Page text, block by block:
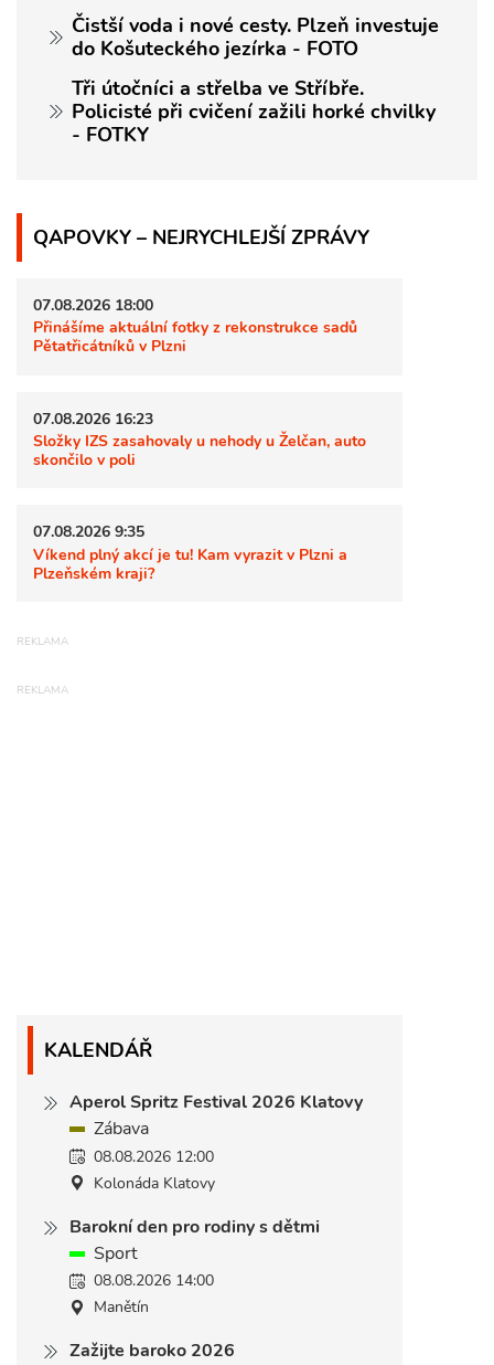
Čistší voda i nové cesty. Plzeň investuje
do Košuteckého jezírka - FOTO
Tři útočníci a střelba ve Stříbře.
Policisté při cvičení zažili horké chvilky
- FOTKY
QAPOVKY – NEJRYCHLEJŠÍ ZPRÁVY
07.08.2026 18:00
Přinášíme aktuální fotky z rekonstrukce sadů
Pětatřicátníků v Plzni
07.08.2026 16:23
Složky IZS zasahovaly u nehody u Želčan, auto
skončilo v poli
07.08.2026 9:35
Víkend plný akcí je tu! Kam vyrazit v Plzni a
Plzeňském kraji?
KALENDÁŘ
Aperol Spritz Festival 2026 Klatovy
Zábava
08.08.2026 12:00
Kolonáda Klatovy
Barokní den pro rodiny s dětmi
Sport
08.08.2026 14:00
Manětín
Zažijte baroko 2026